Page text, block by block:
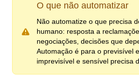
O que não automatizar
Não automatize o que precisa
humano: resposta a
negociações, decisões que
Automação é para o previsível
imprevisível e sensível precisa